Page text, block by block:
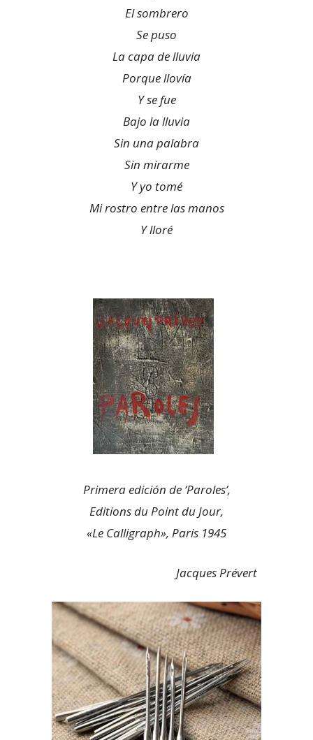
El sombrero
Se puso
La capa de lluvia
Porque llovía
Y se fue
Bajo la lluvia
Sin una palabra
Sin mirarme
Y yo tomé
Mi rostro entre las manos
Y lloré
Primera edición de ‘Paroles’,
Editions du Point du Jour,
«Le Calligraph», Paris 1945
Jacques Prévert